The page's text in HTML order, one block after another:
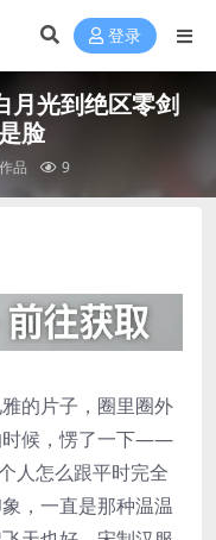
登录
月光到绝区零剑
脸
品 9
的片子，圈里圈外
时候，愣了一下——
人怎么跟平时完全
，一直是那种温温